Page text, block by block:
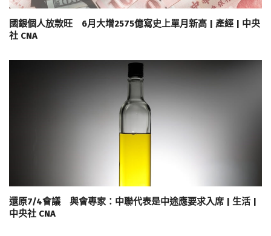
國銀個人放款旺 6月大增2575億寫史上單月新高 | 產經 | 中央
社 CNA
還原7/4會議 與會專家：中聯代表是中途應要求入席 | 生活 |
中央社 CNA